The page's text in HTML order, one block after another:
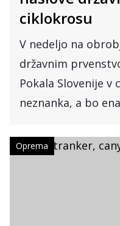
ciklokrosu
V nedeljo na
državnim
Pokala Slovenije v
neznanka, a bo
Oprema